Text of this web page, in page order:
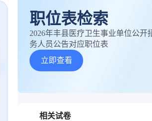
职位表检索
2026年丰县医疗卫生事业单位公开
务人员公告对应职位表
立即查看
相关试卷